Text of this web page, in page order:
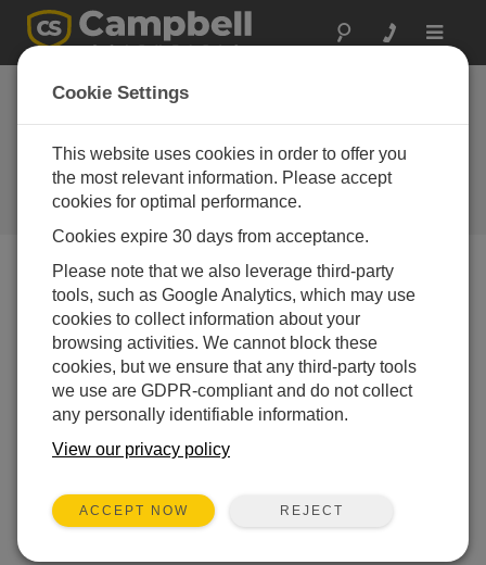
Toggle
ポルトガル: 軍用航空
機向け雲ベースおよ
び視程センサー
軍用航空基地の運用をサポートす
る自動気象観測所
Cookie Settings
This website uses cookies in order to offer you
the most relevant information. Please accept
cookies for optimal performance.
Cookies expire 30 days from acceptance.
Please note that we also leverage third-party
tools, such as Google Analytics, which may use
cookies to collect information about your
browsing activities. We cannot block these
cookies, but we ensure that any third-party tools
we use are GDPR-compliant and do not collect
any personally identifiable information.
View our privacy policy
ACCEPT NOW REJECT